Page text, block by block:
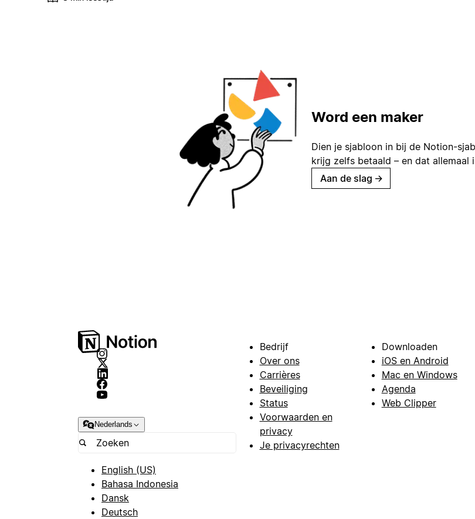
Word een maker
Dien je sjabloon in bij de Notion-
krijg zelfs betaald – en dat allemaal
Aan de slag →
Nederlands
English (US)
Bahasa Indonesia
Dansk
Deutsch
Bedrijf
Over ons
Carrières
Beveiliging
Status
Voorwaarden en
privacy
Je privacyrechten
Downloaden
iOS en Android
Mac en Windows
Agenda
Web Clipper